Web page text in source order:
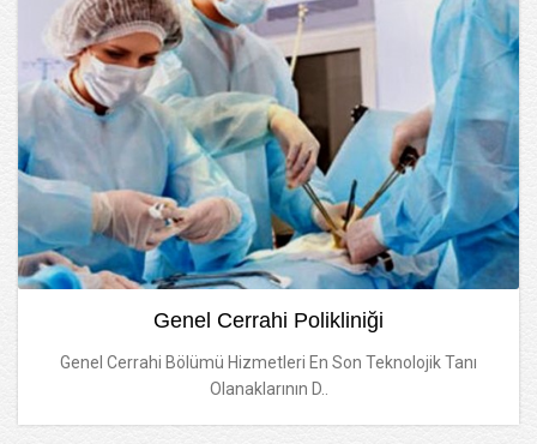
Genel Cerrahi Polikliniği
Genel Cerrahi Bölümü Hizmetleri En Son Teknolojik Tanı
Olanaklarının D..